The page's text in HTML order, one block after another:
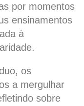
por momentos
ensinamentos
à
os
a mergulhar
sobre